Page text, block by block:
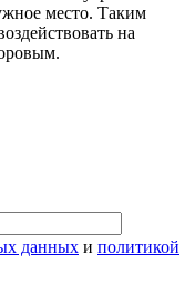
место. Таким
на
данных и политикой